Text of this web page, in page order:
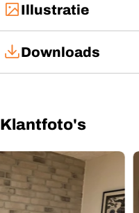
Illustratie
Downloads
Gebruikershandleiding
Productblad
Klantfoto's